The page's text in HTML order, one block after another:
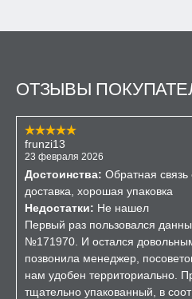
ОТЗЫВЫ
frunzi13
23 февраля 2026
Достоинства: Обратная связь
доставка, хорошая упаковка
Недостатки: Не нашел
Первый раз пользовался
№171970. И остался
позвонила менеджер,
нам удобен территориально.
тщательно упакованный, в